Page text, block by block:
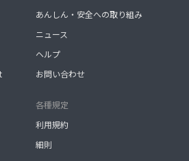
あんしん・安全への取り組み
ニュース
ヘルプ
お問い合わせ
各種規定
利用規約
細則